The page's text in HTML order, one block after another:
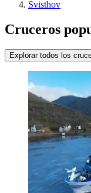
Svisthov
Cruceros
Explorar todos los